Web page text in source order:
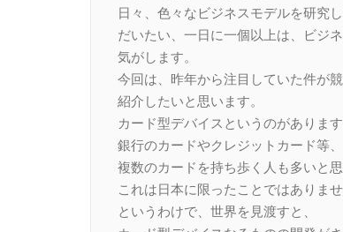
日々、色々なビジネスモデルを研究
だいたい、一日に一個以上は、ビジ
気がします。
今回は、昨年から注目していた件が
紹介したいと思います。
カード型デバイスというのがあります
銀行のカードやクレジットカード等、
複数のカードを持ち歩く人も多いと思
これは日本に限ったことではありませ
というわけで、世界を見渡すと、